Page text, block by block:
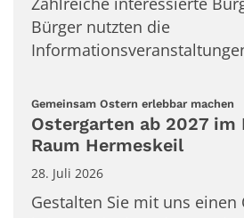
Bürger nutzten die
Gemeinsam Ostern erlebbar machen
Ostergarten ab 2027 im
Raum Hermeskeil
28. Juli 2026
Gestalten Sie mit uns einen